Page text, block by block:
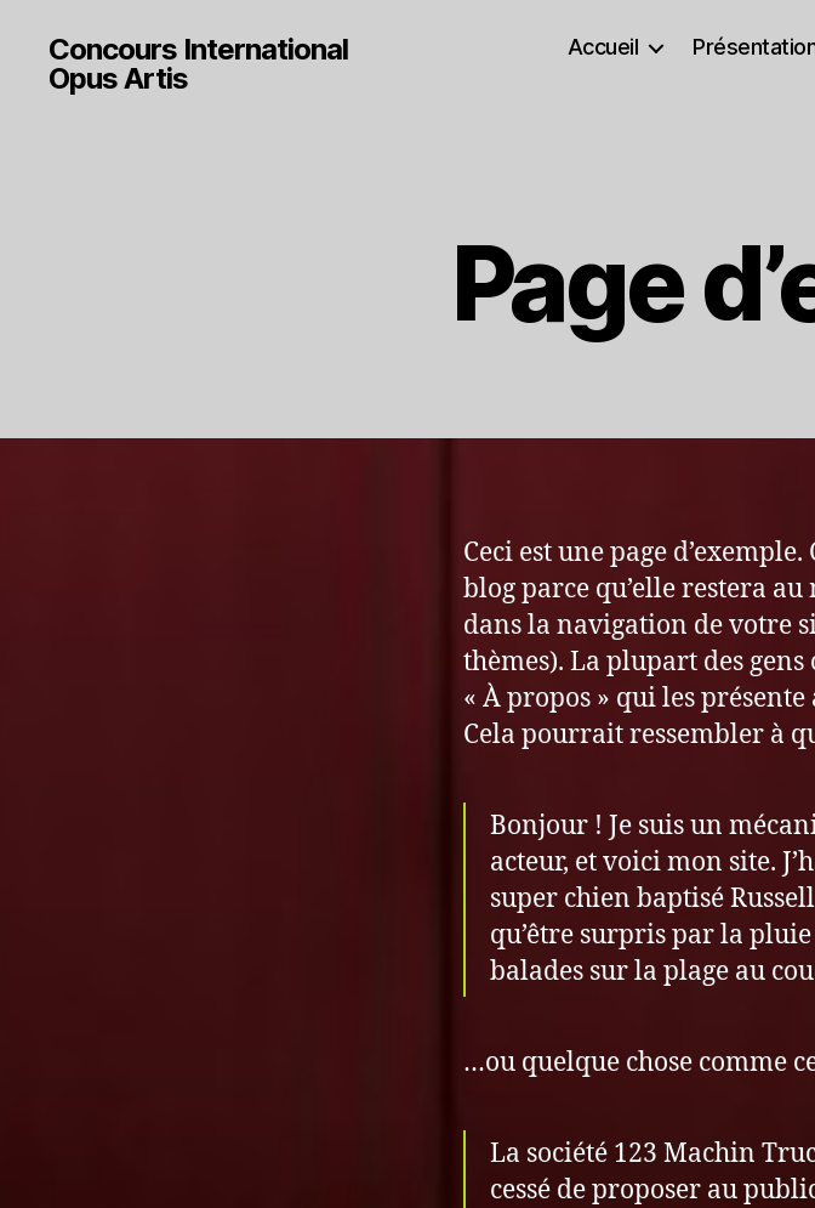
Concours International
Opus Artis
Accueil
Page
Ceci est une page
blog parce qu’elle restera
dans la navigation de votre
thèmes). La plupart des
« À propos » qui les
Cela pourrait ressembler à
Bonjour ! Je suis un
acteur, et voici mon site.
super chien baptisé
qu’être surpris par la
balades sur la plage au
…ou quelque chose comme
La société 123 Machin
cessé de proposer au